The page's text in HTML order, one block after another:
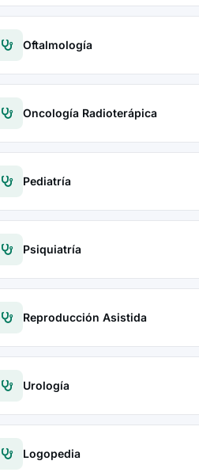
Oftalmología
Oncología Radioterápica
Pediatría
Psiquiatría
Reproducción Asistida
Urología
Logopedia